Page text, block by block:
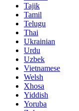
Tajik
Tamil
Telugu
Thai
Ukrainian
Urdu
Uzbek
Vietnamese
Welsh
Xhosa
Yiddish
Yoruba